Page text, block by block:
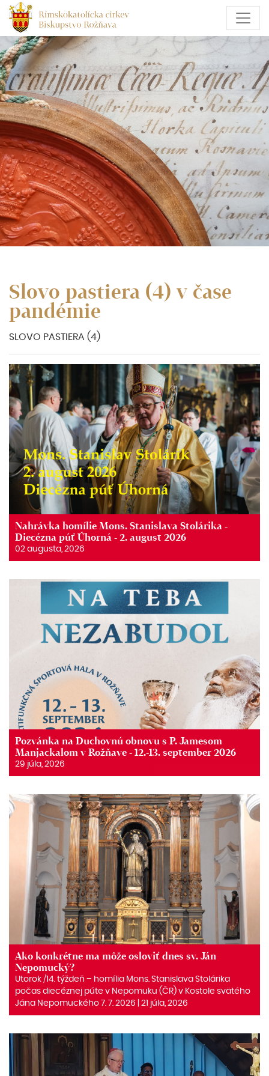
Slovo pastiera (4) v čase
pandémie
SLOVO PASTIERA (4)
Nahrávka homílie Mons. Stanislava Stolárika -
Diecézna púť Úhorná - 2. august 2026
02 augusta, 2026
Pozvánka na Duchovnú obnovu s P. Jamesom
Manjackalom v Rožňave - 12.-13. september 2026
29 júla, 2026
Ako konkrétne ma môže osloviť dnes sv. Ján
Nepomucký?
Utorok /14. týždeň – homília Mons. Stanislava Stolárika
počas diecéznej púte v Nepomuku (ČR) v Kostole svätého
Jána Nepomuckého 7. 7. 2026 | 21 júla, 2026